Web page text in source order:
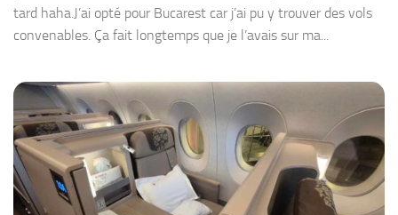
tard haha.J’ai opté pour Bucarest car j’ai pu y trouver des vols
convenables. Ça fait longtemps que je l’avais sur ma...